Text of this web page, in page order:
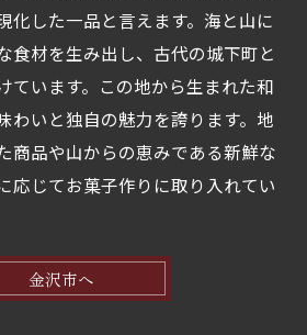
化した一品と言えます。海と山に
食材を生み出し、古代の城下町と
ています。この地から生まれた和
わいと独自の魅力を誇ります。地
商品や山からの恵みである新鮮な
応じてお菓子作りに取り入れてい
金沢市へ